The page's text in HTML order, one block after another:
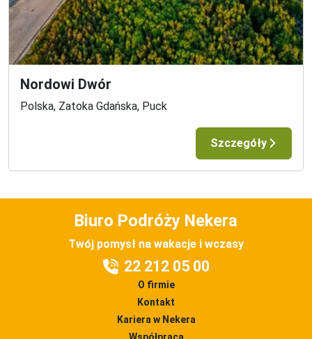
Nordowi Dwór
Polska, Zatoka Gdańska, Puck
Szczegóły
Biuro Podróży Nekera
Twój pomysł na wakacje i wczasy
22 212 05 00
O firmie
Kontakt
Kariera w Nekera